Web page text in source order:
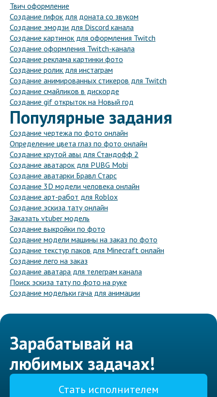
Твич оформление
Создание гифок для доната со звуком
Создание эмодзи для Discord канала
Создание картинок для оформления Twitch
Создание оформления Twitch-канала
Создание реклама картинки фото
Создание ролик для инстаграм
Создание анимированных стикеров для Twitch
Создание смайликов в дискорде
Создание gif открыток на Новый год
Популярные задания
Создание чертежа по фото онлайн
Определение цвета глаз по фото онлайн
Создание крутой авы для Стандофф 2
Создание аватарок для PUBG Mobi
Создание аватарки Бравл Старс
Создание 3D модели человека онлайн
Создание арт-работ для Roblox
Создание эскиза тату онлайн
Заказать vtuber модель
Создание выкройки по фото
Создание модели машины на заказ по фото
Создание текстур паков для Minecraft онлайн
Создание лего на заказ
Создание аватара для телеграм канала
Поиск эскиза тату по фото на руке
Создание модельки гача для анимации
Зарабатывай на
любимых задачах!
Стать исполнителем